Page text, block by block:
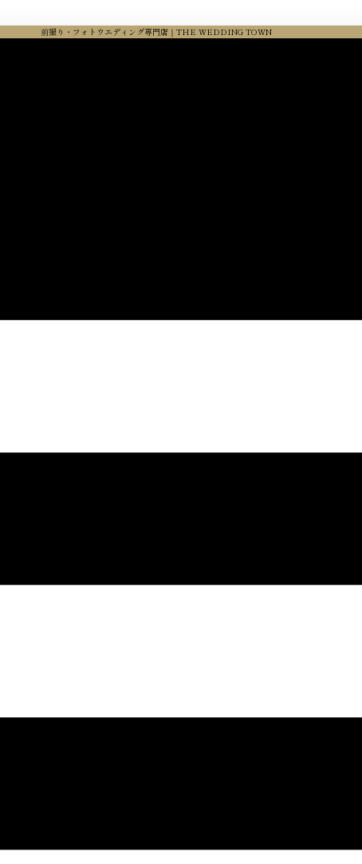
前撮り・フォトウエディング専門店｜THE WEDDING TOWN